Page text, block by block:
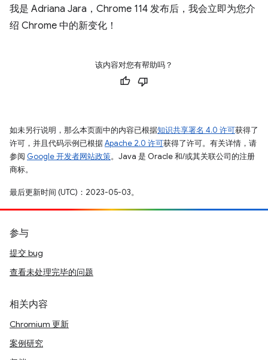
我是 Adriana Jara，Chrome 114 发布后，我会立即为您介
绍 Chrome 中的新变化！
该内容对您有帮助吗？
如未另行说明，那么本页面中的内容已根据知识共享署名 4.0 许可获得了
许可，并且代码示例已根据Apache 2.0 许可获得了许可。有关详情，请
参阅 Google 开发者网站政策。Java 是 Oracle 和/或其关联公司的注册
商标。
最后更新时间 (UTC)：2023-05-03。
参与
提交 bug
查看未处理完毕的问题
相关内容
Chromium 更新
案例研究